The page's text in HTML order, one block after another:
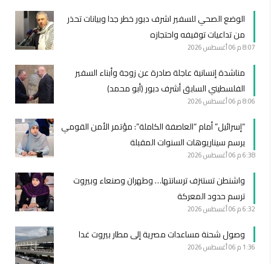
الوضع الصحي للسفير اشرف دبور خطر جدا وبيانات تحذر
من تداعيات توقيفه واحتجازه
8:07 م 06 أغسطس 2026
مناشدة إنسانية عاجلة صادرة عن زوجة وأبناء السفير
الفلسطيني السابق أشرف دبور (أبو محمد)
8:06 م 06 أغسطس 2026
“إسرائيل” أمام “العاصفة الكاملة”: مؤتمر الأمن القومي
يرسم سيناريوهات السنوات المقبلة
6:38 م 06 أغسطس 2026
واشنطن تستنزف ترسانتها… وطهران وصنعاء وبيروت
ترسم حدود المعركة
6:32 م 06 أغسطس 2026
وصول شحنة مساعدات مصرية إلى مطار بيروت غدا
1:36 م 06 أغسطس 2026